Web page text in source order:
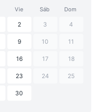
Vie Sáb Dom
2 3 4
9 10 11
16 17 18
23 24 25
30